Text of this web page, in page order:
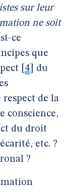
sur leur
ne soit
ce
que
4
du
de la
conscience,
du droit
etc. ?
?